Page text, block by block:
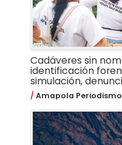
Cadáveres sin
identificación
simulación,
Amapola Periodismo